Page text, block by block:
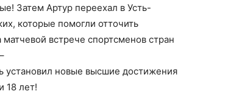
Затем Артур переехал в Усть-
которые помогли отточить
встрече спортсменов стран
установил новые высшие достижения
18 лет!